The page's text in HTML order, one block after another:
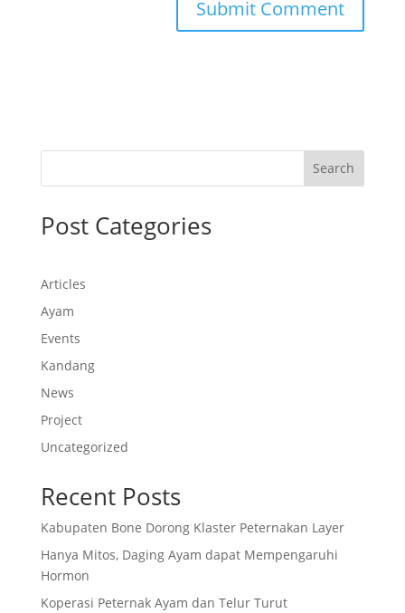
Search
Post Categories
Articles
Ayam
Events
Kandang
News
Project
Uncategorized
Recent Posts
Kabupaten Bone Dorong Klaster Peternakan Layer
Hanya Mitos, Daging Ayam dapat Mempengaruhi
Hormon
Koperasi Peternak Ayam dan Telur Turut